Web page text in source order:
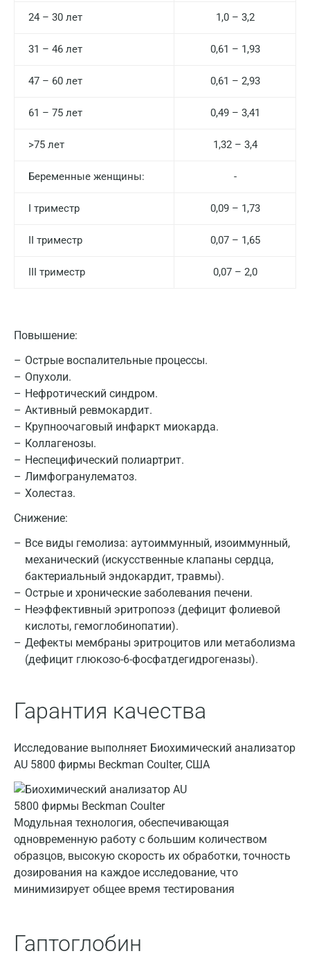
24 – 30 лет 1,0 – 3,2
31 – 46 лет 0,61 – 1,93
47 – 60 лет 0,61 – 2,93
61 – 75 лет 0,49 – 3,41
>75 лет 1,32 – 3,4
Беременные женщины: -
I триместр 0,09 – 1,73
II триместр 0,07 – 1,65
III триместр 0,07 – 2,0
Повышение:
Острые воспалительные процессы.
Опухоли.
Нефротический синдром.
Активный ревмокардит.
Крупноочаговый инфаркт миокарда.
Коллагенозы.
Неспецифический полиартрит.
Лимфогранулематоз.
Холестаз.
Снижение:
Все виды гемолиза: аутоиммунный, изоиммунный,
механический (искусственные клапаны сердца,
бактериальный эндокардит, травмы).
Острые и хронические заболевания печени.
Неэффективный эритропоэз (дефицит фолиевой
кислоты, гемоглобинопатии).
Дефекты мембраны эритроцитов или метаболизма
(дефицит глюкозо-6-фосфатдегидрогеназы).
Гарантия качества
Исследование выполняет Биохимический анализатор
AU 5800 фирмы Beckman Coulter, США
Модульная технология, обеспечивающая
одновременную работу с большим количеством
образцов, высокую скорость их обработки, точность
дозирования на каждое исследование, что
минимизирует общее время тестирования
Гаптоглобин
Москва
Санкт-Петербург
Нижний Новгород
Армавир
Астрахань
Балашиха
Владимир
Волгоград
Волжский
Вологда
Воронеж
Геленджик
Голубое
Дзержинск
Дзержинский
Дмитров
Екатеринбург
Звенигород
Иваново
Ивантеевка
Истра